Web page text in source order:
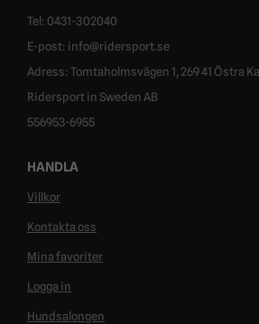
Tel: 0431-302040
E-post: info@ridersport.se
Adress: Tomtaholmsvägen 1, 269 41 Östra
Ridersport in Sweden AB
556953-6955
HANDLA
Villkor
Kontakta oss
Mina favoriter
Logga in
Hundsalongen